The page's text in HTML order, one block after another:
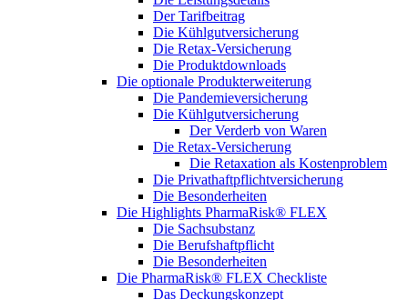
Der Tarifbeitrag
Die Kühlgutversicherung
Die Retax-Versicherung
Die Produktdownloads
Die optionale Produkterweiterung
Die Pandemieversicherung
Die Kühlgutversicherung
Der Verderb von Waren
Die Retax-Versicherung
Die Retaxation als Kostenproblem
Die Privathaftpflichtversicherung
Die Besonderheiten
Die Highlights PharmaRisk® FLEX
Die Sachsubstanz
Die Berufshaftpflicht
Die Besonderheiten
Die PharmaRisk® FLEX Checkliste
Das Deckungskonzept